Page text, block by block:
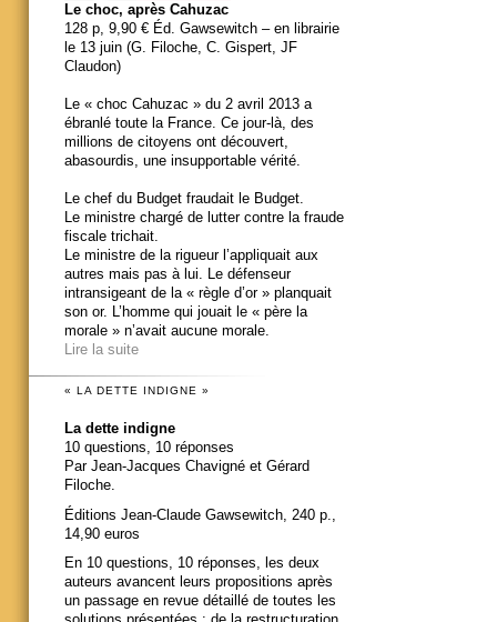
Le choc, après Cahuzac
128 p, 9,90 € Éd. Gawsewitch – en librairie
le 13 juin (G. Filoche, C. Gispert, JF
Claudon)
Le « choc Cahuzac » du 2 avril 2013 a
ébranlé toute la France. Ce jour-là, des
millions de citoyens ont découvert,
abasourdis, une insupportable vérité.
Le chef du Budget fraudait le Budget.
Le ministre chargé de lutter contre la fraude
fiscale trichait.
Le ministre de la rigueur l’appliquait aux
autres mais pas à lui. Le défenseur
intransigeant de la « règle d’or » planquait
son or. L’homme qui jouait le « père la
morale » n’avait aucune morale.
Lire la suite
« LA DETTE INDIGNE »
La dette indigne
10 questions, 10 réponses
Par Jean-Jacques Chavigné et Gérard
Filoche.
Éditions Jean-Claude Gawsewitch, 240 p.,
14,90 euros
En 10 questions, 10 réponses, les deux
auteurs avancent leurs propositions après
un passage en revue détaillé de toutes les